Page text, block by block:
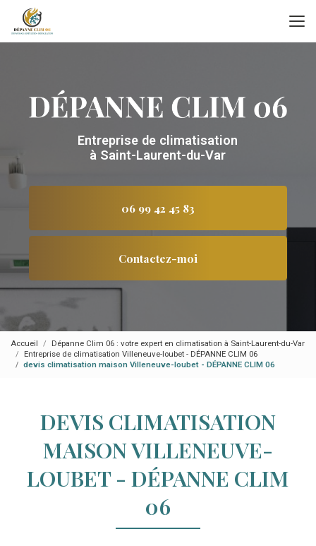
contenu
Entreprise de climatisation
à Saint-Laurent-du-Var
06 99 42 45 83
Contactez-moi
Accueil
Dépanne Clim 06 : votre expert en climatisation à Saint-Laurent-du-Var
Entreprise de climatisation Villeneuve-loubet - DÉPANNE CLIM 06
devis climatisation maison Villeneuve-loubet - DÉPANNE CLIM 06
DEVIS CLIMATISATION
MAISON VILLENEUVE-
LOUBET - DÉPANNE CLIM
06